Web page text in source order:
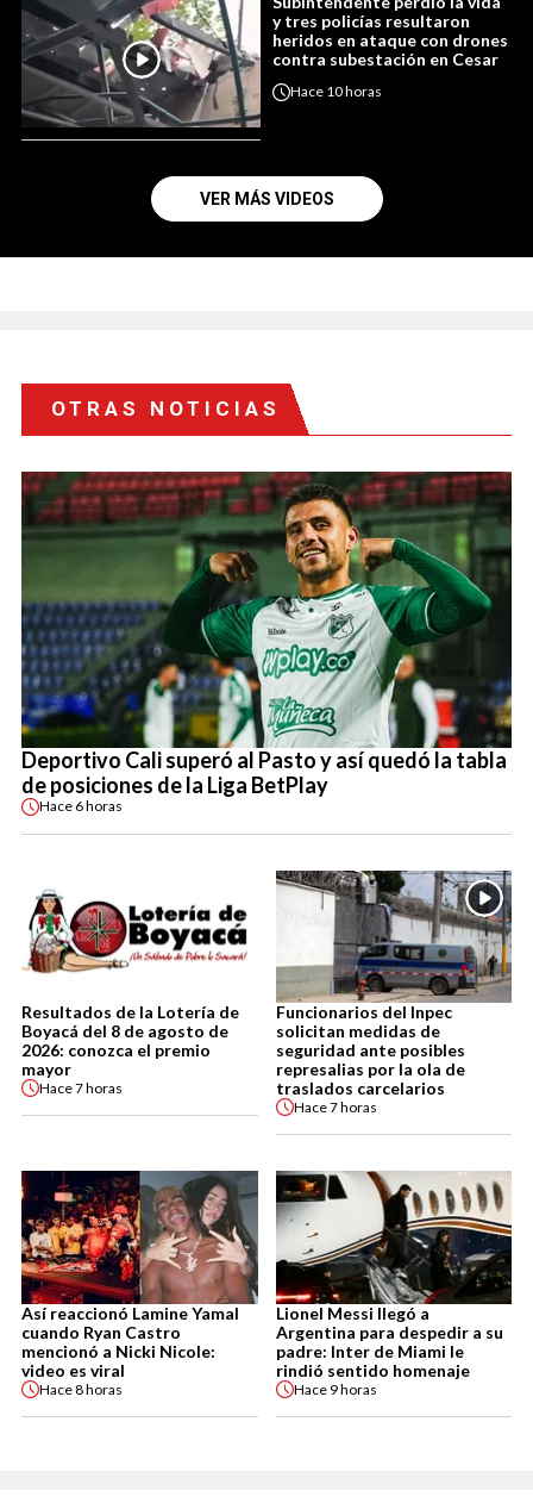
y tres policías resultaron
heridos en ataque con drones
contra subestación en Cesar
Hace 10 horas
VER MÁS VIDEOS
OTRAS NOTICIAS
Deportivo Cali superó al Pasto y así quedó la tabla
de posiciones de la Liga BetPlay
Hace 6 horas
Resultados de la Lotería de
Boyacá del 8 de agosto de
2026: conozca el premio
mayor
Hace7 horas
Funcionarios del Inpec
solicitan medidas de
seguridad ante posibles
represalias por la ola de
traslados carcelarios
Hace7 horas
Así reaccionó Lamine Yamal
cuando Ryan Castro
mencionó a Nicki Nicole:
video es viral
Hace8 horas
Lionel Messi llegó a
Argentina para despedir a su
padre: Inter de Miami le
rindió sentido homenaje
Hace 9 horas